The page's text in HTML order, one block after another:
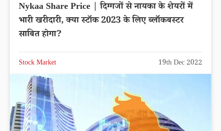
Nykaa Share Price | दिग्गजों से नायका के शेयरों में
भारी खरीदारी, क्या स्टॉक 2023 के लिए ब्लॉकबस्टर
साबित होगा?
Stock Market 19th Dec 2022